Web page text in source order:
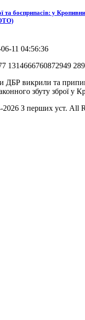
та боєприпасів: у
11 04:56:36
ДБР викрили та
збуту зброї у
2026 З перших уст. All